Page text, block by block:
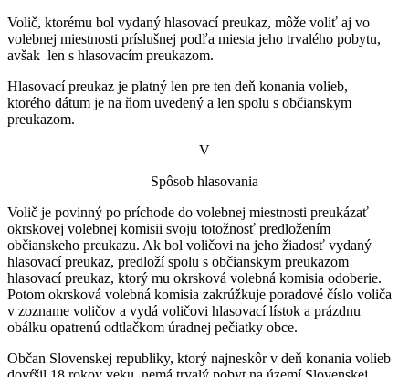
Volič, ktorému bol vydaný hlasovací preukaz, môže voliť aj vo
volebnej miestnosti príslušnej podľa miesta jeho trvalého pobytu,
avšak len s hlasovacím preukazom.
Hlasovací preukaz je platný len pre ten deň konania volieb,
ktorého dátum je na ňom uvedený a len spolu s občianskym
preukazom.
V
Spôsob hlasovania
Volič je povinný po príchode do volebnej miestnosti preukázať
okrskovej volebnej komisii svoju totožnosť predložením
občianskeho preukazu. Ak bol voličovi na jeho žiadosť vydaný
hlasovací preukaz, predloží spolu s občianskym preukazom
hlasovací preukaz, ktorý mu okrsková volebná komisia odoberie.
Potom okrsková volebná komisia zakrúžkuje poradové číslo voliča
v zozname voličov a vydá voličovi hlasovací lístok a prázdnu
obálku opatrenú odtlačkom úradnej pečiatky obce.
Občan Slovenskej republiky, ktorý najneskôr v deň konania volieb